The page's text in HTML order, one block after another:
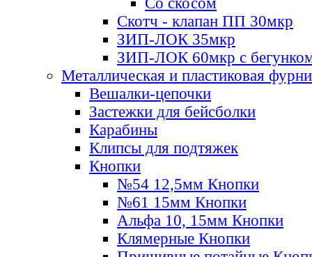
Скотч - клапан ПП 30мкр
ЗИП-ЛОК 35мкр
ЗИП-ЛОК 60мкр с
Металлическая и пластиковая
Вешалки-цепочки
Застежки для бейсболки
Карабины
Клипсы для подтяжек
Кнопки
№54 12,5мм Кнопки
№61 15мм Кнопки
Альфа 10, 15мм Кнопки
Клямерные Кнопки